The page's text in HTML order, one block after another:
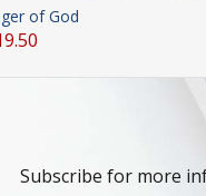
of God
.50
Subscribe for more